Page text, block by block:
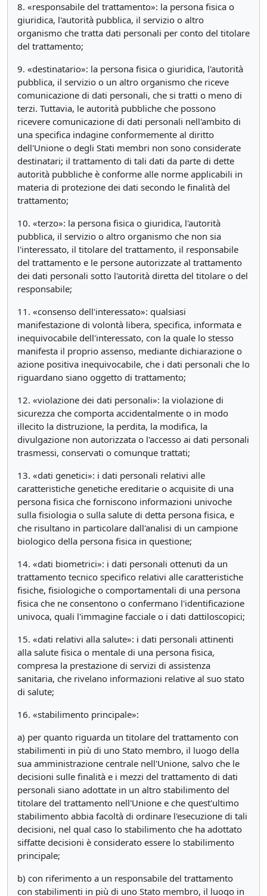
8. «responsabile del trattamento»: la persona fisica o
giuridica, l'autorità pubblica, il servizio o altro
organismo che tratta dati personali per conto del titolare
del trattamento;
9. «destinatario»: la persona fisica o giuridica, l'autorità
pubblica, il servizio o un altro organismo che riceve
comunicazione di dati personali, che si tratti o meno di
terzi. Tuttavia, le autorità pubbliche che possono
ricevere comunicazione di dati personali nell'ambito di
una specifica indagine conformemente al diritto
dell'Unione o degli Stati membri non sono considerate
destinatari; il trattamento di tali dati da parte di dette
autorità pubbliche è conforme alle norme applicabili in
materia di protezione dei dati secondo le finalità del
trattamento;
10. «terzo»: la persona fisica o giuridica, l'autorità
pubblica, il servizio o altro organismo che non sia
l'interessato, il titolare del trattamento, il responsabile
del trattamento e le persone autorizzate al trattamento
dei dati personali sotto l'autorità diretta del titolare o del
responsabile;
11. «consenso dell'interessato»: qualsiasi
manifestazione di volontà libera, specifica, informata e
inequivocabile dell'interessato, con la quale lo stesso
manifesta il proprio assenso, mediante dichiarazione o
azione positiva inequivocabile, che i dati personali che lo
riguardano siano oggetto di trattamento;
12. «violazione dei dati personali»: la violazione di
sicurezza che comporta accidentalmente o in modo
illecito la distruzione, la perdita, la modifica, la
divulgazione non autorizzata o l'accesso ai dati personali
trasmessi, conservati o comunque trattati;
13. «dati genetici»: i dati personali relativi alle
caratteristiche genetiche ereditarie o acquisite di una
persona fisica che forniscono informazioni univoche
sulla fisiologia o sulla salute di detta persona fisica, e
che risultano in particolare dall'analisi di un campione
biologico della persona fisica in questione;
14. «dati biometrici»: i dati personali ottenuti da un
trattamento tecnico specifico relativi alle caratteristiche
fisiche, fisiologiche o comportamentali di una persona
fisica che ne consentono o confermano l'identificazione
univoca, quali l'immagine facciale o i dati dattiloscopici;
15. «dati relativi alla salute»: i dati personali attinenti
alla salute fisica o mentale di una persona fisica,
compresa la prestazione di servizi di assistenza
sanitaria, che rivelano informazioni relative al suo stato
di salute;
16. «stabilimento principale»:
a) per quanto riguarda un titolare del trattamento con
stabilimenti in più di uno Stato membro, il luogo della
sua amministrazione centrale nell'Unione, salvo che le
decisioni sulle finalità e i mezzi del trattamento di dati
personali siano adottate in un altro stabilimento del
titolare del trattamento nell'Unione e che quest'ultimo
stabilimento abbia facoltà di ordinare l'esecuzione di tali
decisioni, nel qual caso lo stabilimento che ha adottato
siffatte decisioni è considerato essere lo stabilimento
principale;
b) con riferimento a un responsabile del trattamento
con stabilimenti in più di uno Stato membro, il luogo in